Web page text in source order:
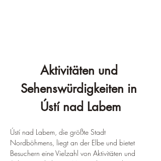
Aktivitäten und
Sehenswürdigkeiten in
Ústí nad Labem
Ústí nad Labem, die größte Stadt
Nordböhmens, liegt an der Elbe und bietet
Besuchern eine Vielzahl von Aktivitäten und